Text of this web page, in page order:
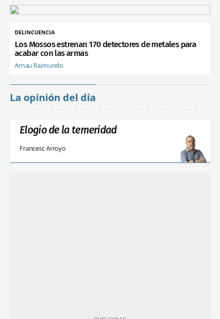
DELINCUENCIA
Los Mossos estrenan 170 detectores de metales para
acabar con las armas
Arnau Raimundo
La opinión del día
Elogio de la temeridad
Francesc Arroyo